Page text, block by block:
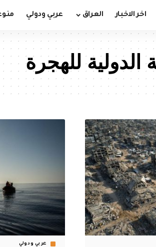
اخر الاخبار العراق عربي ودولي
الدولية للهجرة
عربي ودولي